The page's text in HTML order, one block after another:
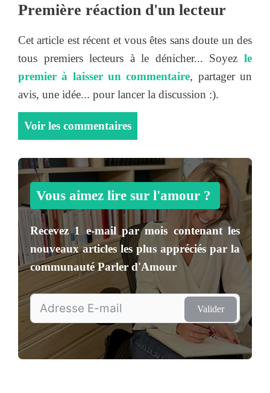
Première réaction d'un lecteur
Cet article est récent et vous êtes sans doute un des
tous premiers lecteurs à le dénicher... Soyez le
premier à laisser un commentaire, partager un
avis, une idée... pour lancer la discussion :).
Voir les commentaires
Vous aimez lire sur l'amour ?
Recevez1 e-mail par mois contenant les
nouveaux articles les plus appréciés par la
communautéParler d'Amour
Valider